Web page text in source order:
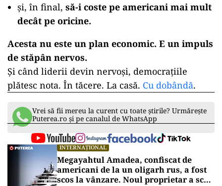
și, în final, să-i coste pe americani mai mult
decât pe oricine.
Acesta nu este un plan economic. E un impuls
de stăpân nervos.
Și când liderii devin nervoși, democrațiile
plătesc nota. În tăcere. La casă. Cu dobândă.
Vrei să fii mereu la curent cu toate știrile? Urmărește
Puterea.ro și pe canalul de WhatsApp
INTERNAȚIONAL
Megayahtul Amadea, confiscat de
americani de la un oligarh rus, a fost
scos la vânzare. Noul proprietar a scos